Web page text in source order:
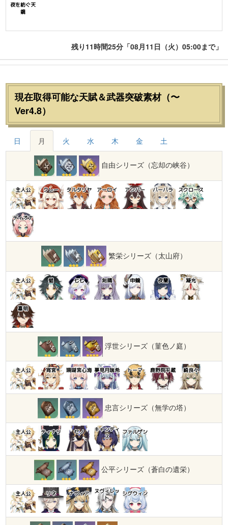
夜を紡ぐ天
鏡
残り11時間25分「08月11日（火）05:00まで」
現在取得可能な天賦＆武器突破素材（〜
Ver4.8）
日 月 火 水 木 金 土
自由シリーズ（忘却の峡谷）
主人公 クレー タルタリヤ アーロイ アンバー バーバラ スクロース
ディオナ
繁栄シリーズ（太山府）
主人公 魈 七七 刻晴 申鶴 夜蘭 凝光
嘉明
浮世シリーズ（菫色ノ庭）
主人公 宵宮 珊瑚宮心海 夢見月瑞希 トーマ 鹿野院平蔵 綺良々
忠言シリーズ（無学の塔）
主人公 ティナリ セノ
キャンディ
ス
ファルザン
公平シリーズ（蒼白の遺栄）
主人公 リネ ナヴィア
ヌヴィレッ
ト
シグウィン